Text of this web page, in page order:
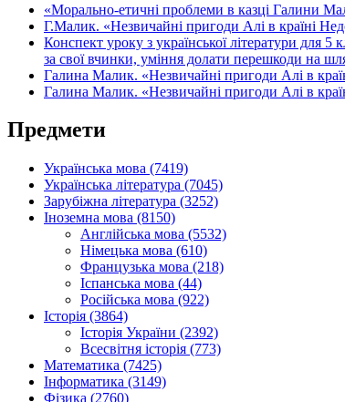
«Морально-етичні проблеми в казці Галини
Г.Малик. «Незвичайні пригоди Алі в країні
Конспект уроку з української літератури для
за свої вчинки, уміння долати перешкоди на
Галина Малик. «Незвичайні пригоди Алі в
Галина Малик. «Незвичайні пригоди Алі в
Предмети
Українська мова (7419)
Українська література (7045)
Зарубіжна література (3252)
Іноземна мова (8150)
Англійська мова (5532)
Німецька мова (610)
Французька мова (218)
Іспанська мова (44)
Російська мова (922)
Історія (3864)
Історія України (2392)
Всесвітня історія (773)
Математика (7425)
Інформатика (3149)
Фізика (2760)